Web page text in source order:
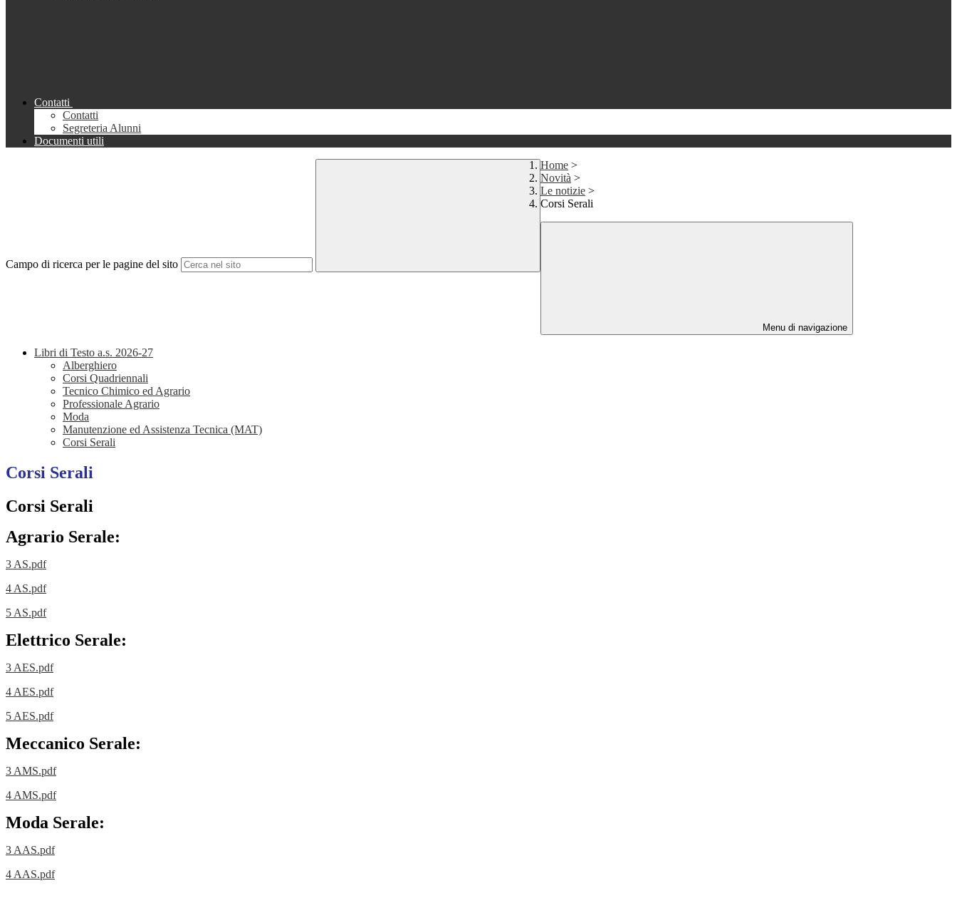
Contatti
Contatti
Segreteria Alunni
Documenti utili
Campo di ricerca per le pagine del sito
Home >
Novità >
Le notizie >
Corsi Serali
Menu di navigazione
Libri di Testo a.s. 2026-27
Alberghiero
Corsi Quadriennali
Tecnico Chimico ed Agrario
Professionale Agrario
Moda
Manutenzione ed Assistenza Tecnica (MAT)
Corsi Serali
Corsi Serali
Corsi Serali
Agrario Serale:
3 AS.pdf
4 AS.pdf
5 AS.pdf
Elettrico Serale:
3 AES.pdf
4 AES.pdf
5 AES.pdf
Meccanico Serale:
3 AMS.pdf
4 AMS.pdf
Moda Serale:
3 AAS.pdf
4 AAS.pdf